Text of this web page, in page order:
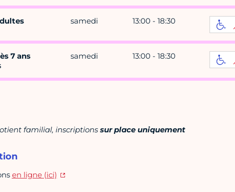
samedi 13:00 - 18:30
7 ans
samedi 13:00 - 18:30
familial, inscriptions sur place uniquement
en ligne (ici)